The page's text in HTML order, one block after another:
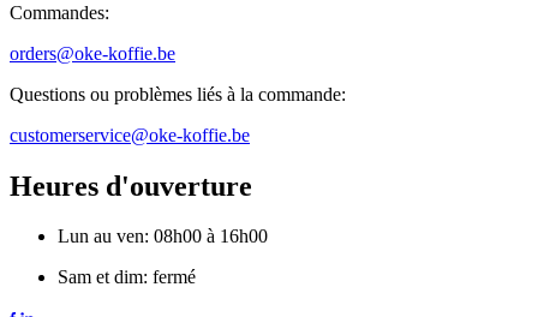
Commandes:
orders@oke-koffie.be
Questions ou problèmes liés à la commande:
customerservice@oke-koffie.be
Heures d'ouverture
Lun au ven: 08h00 à 16h00
Sam et dim: fermé